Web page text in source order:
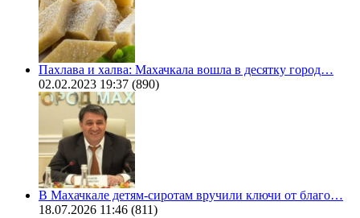
Пахлава и халва: Махачкала вошла в десятку город…
02.02.2023 19:37 (890)
В Махачкале детям-сиротам вручили ключи от благо…
18.07.2026 11:46 (811)